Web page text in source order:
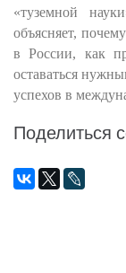
«туземной
объясняет,
в России, как
оставаться
успехов в
Поделиться